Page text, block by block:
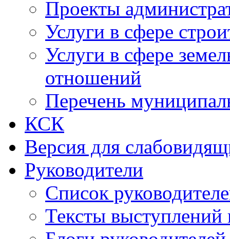
Проекты
Услуги в сфере
Услуги в сфере
отношений
Перечень
КСК
Версия для
Руководители
Список
Тексты выступлений